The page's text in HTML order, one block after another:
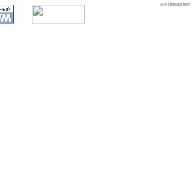
webmaster
itexpert